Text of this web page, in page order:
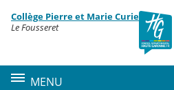
Menu de la rubrique
Contenu
Collège Pierre et Marie Curie
Le Fousseret
MENU